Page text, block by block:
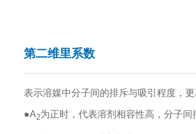
第二维里系数
表示溶媒中分子间的排斥与吸引程度，
●A2为正时，代表溶剂相容性高，分子间